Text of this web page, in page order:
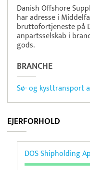
Danish Offshore
har adresse i
bruttofortjeneste på
anpartsselskab i
gods.
BRANCHE
Sø- og kysttransport
EJERFORHOLD
DOS Shipholding